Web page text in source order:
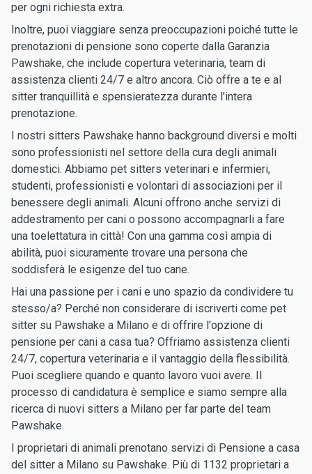
per ogni richiesta extra.
Inoltre, puoi viaggiare senza preoccupazioni poiché tutte le
prenotazioni di pensione sono coperte dalla Garanzia
Pawshake, che include copertura veterinaria, team di
assistenza clienti 24/7 e altro ancora. Ciò offre a te e al
sitter tranquillità e spensieratezza durante l'intera
prenotazione.
I nostri sitters Pawshake hanno background diversi e molti
sono professionisti nel settore della cura degli animali
domestici. Abbiamo pet sitters veterinari e infermieri,
studenti, professionisti e volontari di associazioni per il
benessere degli animali. Alcuni offrono anche servizi di
addestramento per cani o possono accompagnarli a fare
una toelettatura in città! Con una gamma così ampia di
abilità, puoi sicuramente trovare una persona che
soddisferà le esigenze del tuo cane.
Hai una passione per i cani e uno spazio da condividere tu
stesso/a? Perché non considerare di iscriverti come pet
sitter su Pawshake a Milano e di offrire l'opzione di
pensione per cani a casa tua? Offriamo assistenza clienti
24/7, copertura veterinaria e il vantaggio della flessibilità.
Puoi scegliere quando e quanto lavoro vuoi avere. Il
processo di candidatura è semplice e siamo sempre alla
ricerca di nuovi sitters a Milano per far parte del team
Pawshake.
I proprietari di animali prenotano servizi di Pensione a casa
del sitter a Milano su Pawshake. Più di 1132 proprietari a